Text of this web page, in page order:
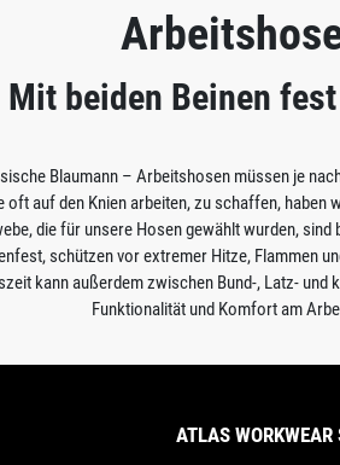
Mit beiden Beinen
Blaumann – Arbeitshosen müssen je
auf den Knien arbeiten, zu schaffen,
die für unsere Hosen gewählt wurden,
schützen vor extremer Hitze, Flammen
kann außerdem zwischen Bund-, Latz-
Funktionalität und Komfort am
ATLAS WORKWEAR